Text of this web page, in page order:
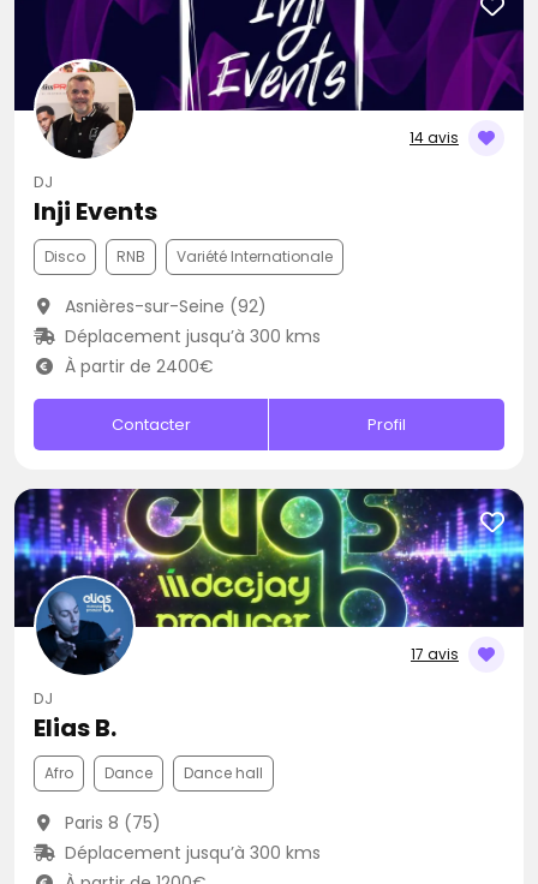
14 avis
DJ
Inji Events
Disco RNB Variété Internationale
Asnières-sur-Seine (92)
Déplacement jusqu’à 300 kms
À partir de 2400€
Contacter Profil
17 avis
DJ
Elias B.
Afro Dance Dance hall
Paris 8 (75)
Déplacement jusqu’à 300 kms